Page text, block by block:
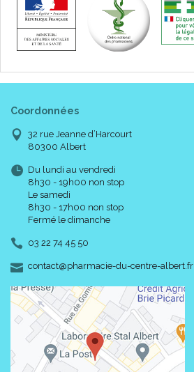
Coordonnées
32 rue Jeanne d’Harcourt
80300 Albert
Du lundi au vendredi
8h30 - 19h00 non stop
Le samedi
8h30 - 17h00 non stop
Fermé le dimanche
03 22 74 45 50
contact-
@-
pharmacie-du-centre-albert.fr